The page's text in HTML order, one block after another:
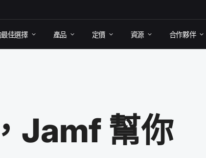
佳​選擇 產品 定​價 資源 合作​夥伴
Jamf 幫​你